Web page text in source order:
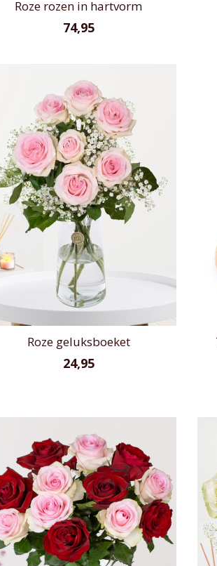
Roze rozen in hartvorm
74,95
Roze geluksboeket
24,95